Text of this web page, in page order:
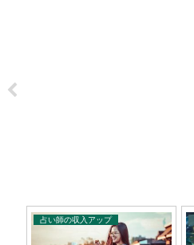
占い師の収入アップ